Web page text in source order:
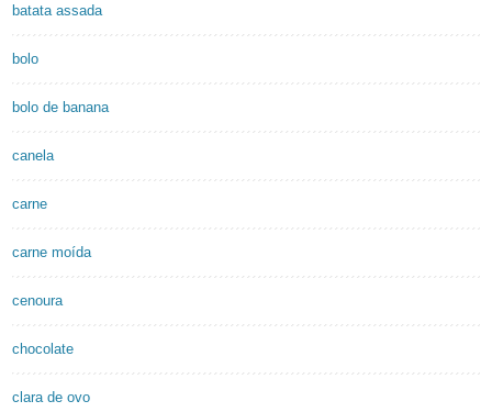
batata assada
bolo
bolo de banana
canela
carne
carne moída
cenoura
chocolate
clara de ovo